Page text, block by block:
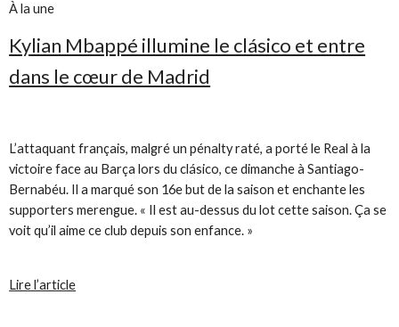
À la une
Kylian Mbappé illumine le clásico et entre
dans le cœur de Madrid
L’attaquant français, malgré un pénalty raté, a porté le Real à la
victoire face au Barça lors du clásico, ce dimanche à Santiago-
Bernabéu. Il a marqué son 16e but de la saison et enchante les
supporters merengue. « Il est au-dessus du lot cette saison. Ça se
voit qu’il aime ce club depuis son enfance. »
Lire l’article